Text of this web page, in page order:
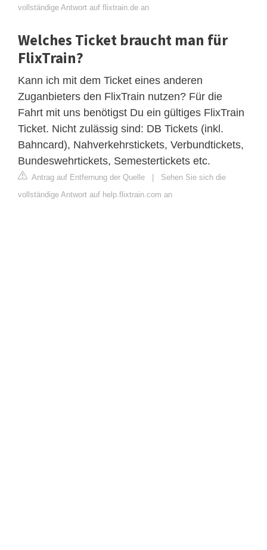
vollständige Antwort auf flixtrain.de an
Welches Ticket braucht man für
FlixTrain?
Kann ich mit dem Ticket eines anderen
Zuganbieters den FlixTrain nutzen? Für die
Fahrt mit uns benötigst Du ein gültiges FlixTrain
Ticket. Nicht zulässig sind: DB Tickets (inkl.
Bahncard), Nahverkehrstickets, Verbundtickets,
Bundeswehrtickets, Semestertickets etc.
Antrag auf Entfernung der Quelle | Sehen Sie sich die
vollständige Antwort auf help.flixtrain.com an